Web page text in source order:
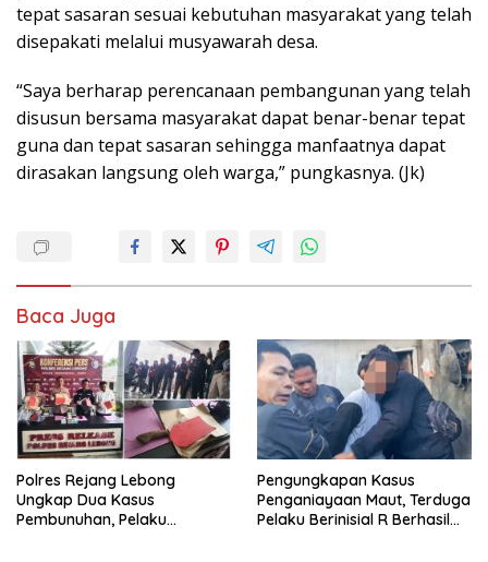
tepat sasaran sesuai kebutuhan masyarakat yang telah
disepakati melalui musyawarah desa.
“Saya berharap perencanaan pembangunan yang telah
disusun bersama masyarakat dapat benar-benar tepat
guna dan tepat sasaran sehingga manfaatnya dapat
dirasakan langsung oleh warga,” pungkasnya. (Jk)
Baca Juga
Polres Rejang Lebong
Ungkap Dua Kasus
Pembunuhan, Pelaku
Pengungkapan Kasus
Penganiayaan Maut, Terduga
Pelaku Berinisial R Berhasil